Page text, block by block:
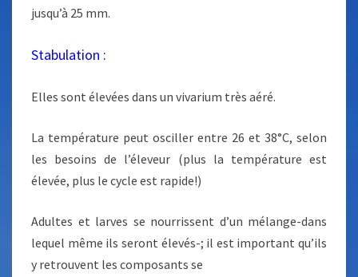
jusqu’à 25 mm.
Stabulation :
Elles sont élevées dans un vivarium très aéré.
La température peut osciller entre 26 et 38°C, selon
les besoins de l’éleveur (plus la température est
élevée, plus le cycle est rapide!)
Adultes et larves se nourrissent d’un mélange-dans
lequel même ils seront élevés-; il est important qu’ils
y retrouvent les composants se